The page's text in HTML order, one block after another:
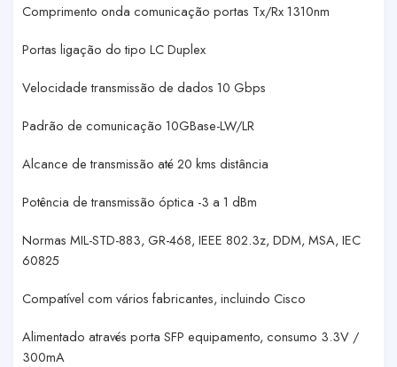
Comprimento onda comunicação portas Tx/Rx 1310nm
Portas ligação do tipo LC Duplex
Velocidade transmissão de dados 10 Gbps
Padrão de comunicação 10GBase-LW/LR
Alcance de transmissão até 20 kms distância
Potência de transmissão óptica -3 a 1 dBm
Normas MIL-STD-883, GR-468, IEEE 802.3z, DDM, MSA, IEC
60825
Compatível com vários fabricantes, incluindo Cisco
Alimentado através porta SFP equipamento, consumo 3.3V /
300mA